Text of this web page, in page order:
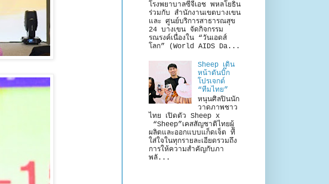
โรงพยาบาลซีจีเอช พหลโยธิน
ร่วมกับ สำนักงานเขตบางเขน
และ ศูนย์บริการสาธารณสุข
24 บางเขน จัดกิจกรรม
รณรงค์เนื่องใน “วันเอดส์
โลก” (World AIDS Da...
Sheep เดิน
หน้าดันบิ๊ก
โปรเจกต์
“ทีมไทย”
หนุนศิลปินนัก
วาดภาพชาว
ไทย เปิดตัว Sheep x
“Sheep”เคสสัญชาติไทยผู้
ผลิตและออกแบบแก็ดเจ็ต ที่
ใส่ใจในทุกรายละเอียดรวมถึง
การให้ความสำคัญกับภา
พลั...